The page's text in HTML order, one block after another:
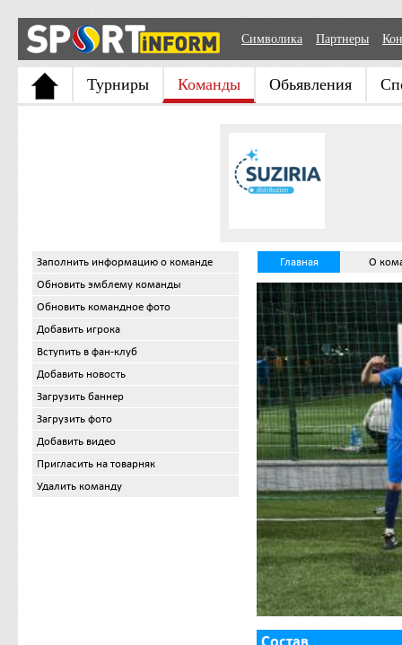
Символика Партнеры
Турниры Команды Обьявления
Заполнить информацию о команде
Обновить эмблему команды
Обновить командное фото
Добавить игрока
Вступить в фан-клуб
Добавить новость
Загрузить баннер
Загрузить фото
Добавить видео
Пригласить на товарняк
Удалить команду
Главная О